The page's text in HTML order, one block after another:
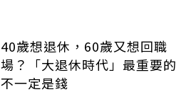
40歲想退休，60歲又想回職
場？「大退休時代」最重要的
不一定是錢